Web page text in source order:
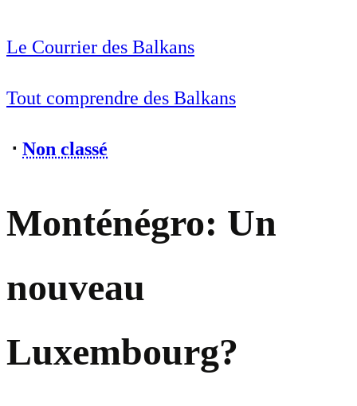
Le Courrier des Balkans
Tout comprendre des Balkans
⋅ Non classé
Monténégro: Un
nouveau
Luxembourg?